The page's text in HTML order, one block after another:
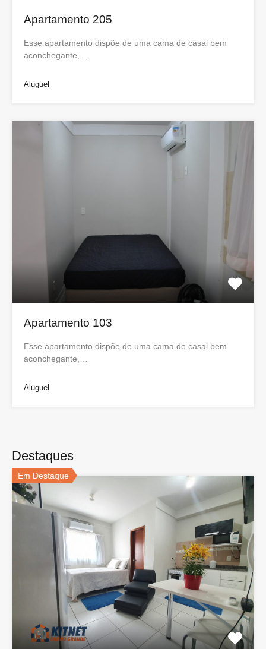
Apartamento 205
Esse apartamento dispõe de uma cama de casal bem
aconchegante,…
Aluguel
Apartamento 103
Esse apartamento dispõe de uma cama de casal bem
aconchegante,…
Aluguel
Destaques
Em Destaque